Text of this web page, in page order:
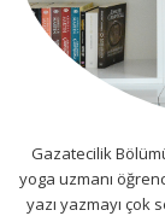
Gazatecilik
yoga uzmanı
yazı yazmayı çok